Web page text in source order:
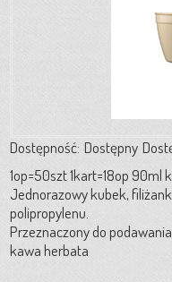
Dostępność: Dostępny
1op=50szt 1kart=18op 90ml
Jednorazowy kubek,
polipropylenu.
Przeznaczony do
kawa herbata